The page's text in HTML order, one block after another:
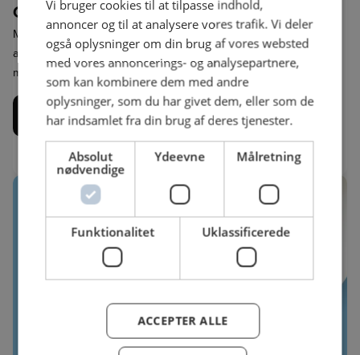
Guide til navngivning af retter
Målet med materialet er at hjælpe dig som madprofessionel med
at navngive dine retter bedre – især når det gælder planterige
måltider.
Download guide til navngivning af retter her
Vi bruger cookies til at tilpasse indhold,
annoncer og til at analysere vores trafik. Vi deler
også oplysninger om din brug af vores websted
med vores annoncerings- og analysepartnere,
som kan kombinere dem med andre
oplysninger, som du har givet dem, eller som de
har indsamlet fra din brug af deres tjenester.
Absolut
nødvendige
Ydeevne Målretning
Funktionalitet Uklassificerede
ACCEPTER ALLE